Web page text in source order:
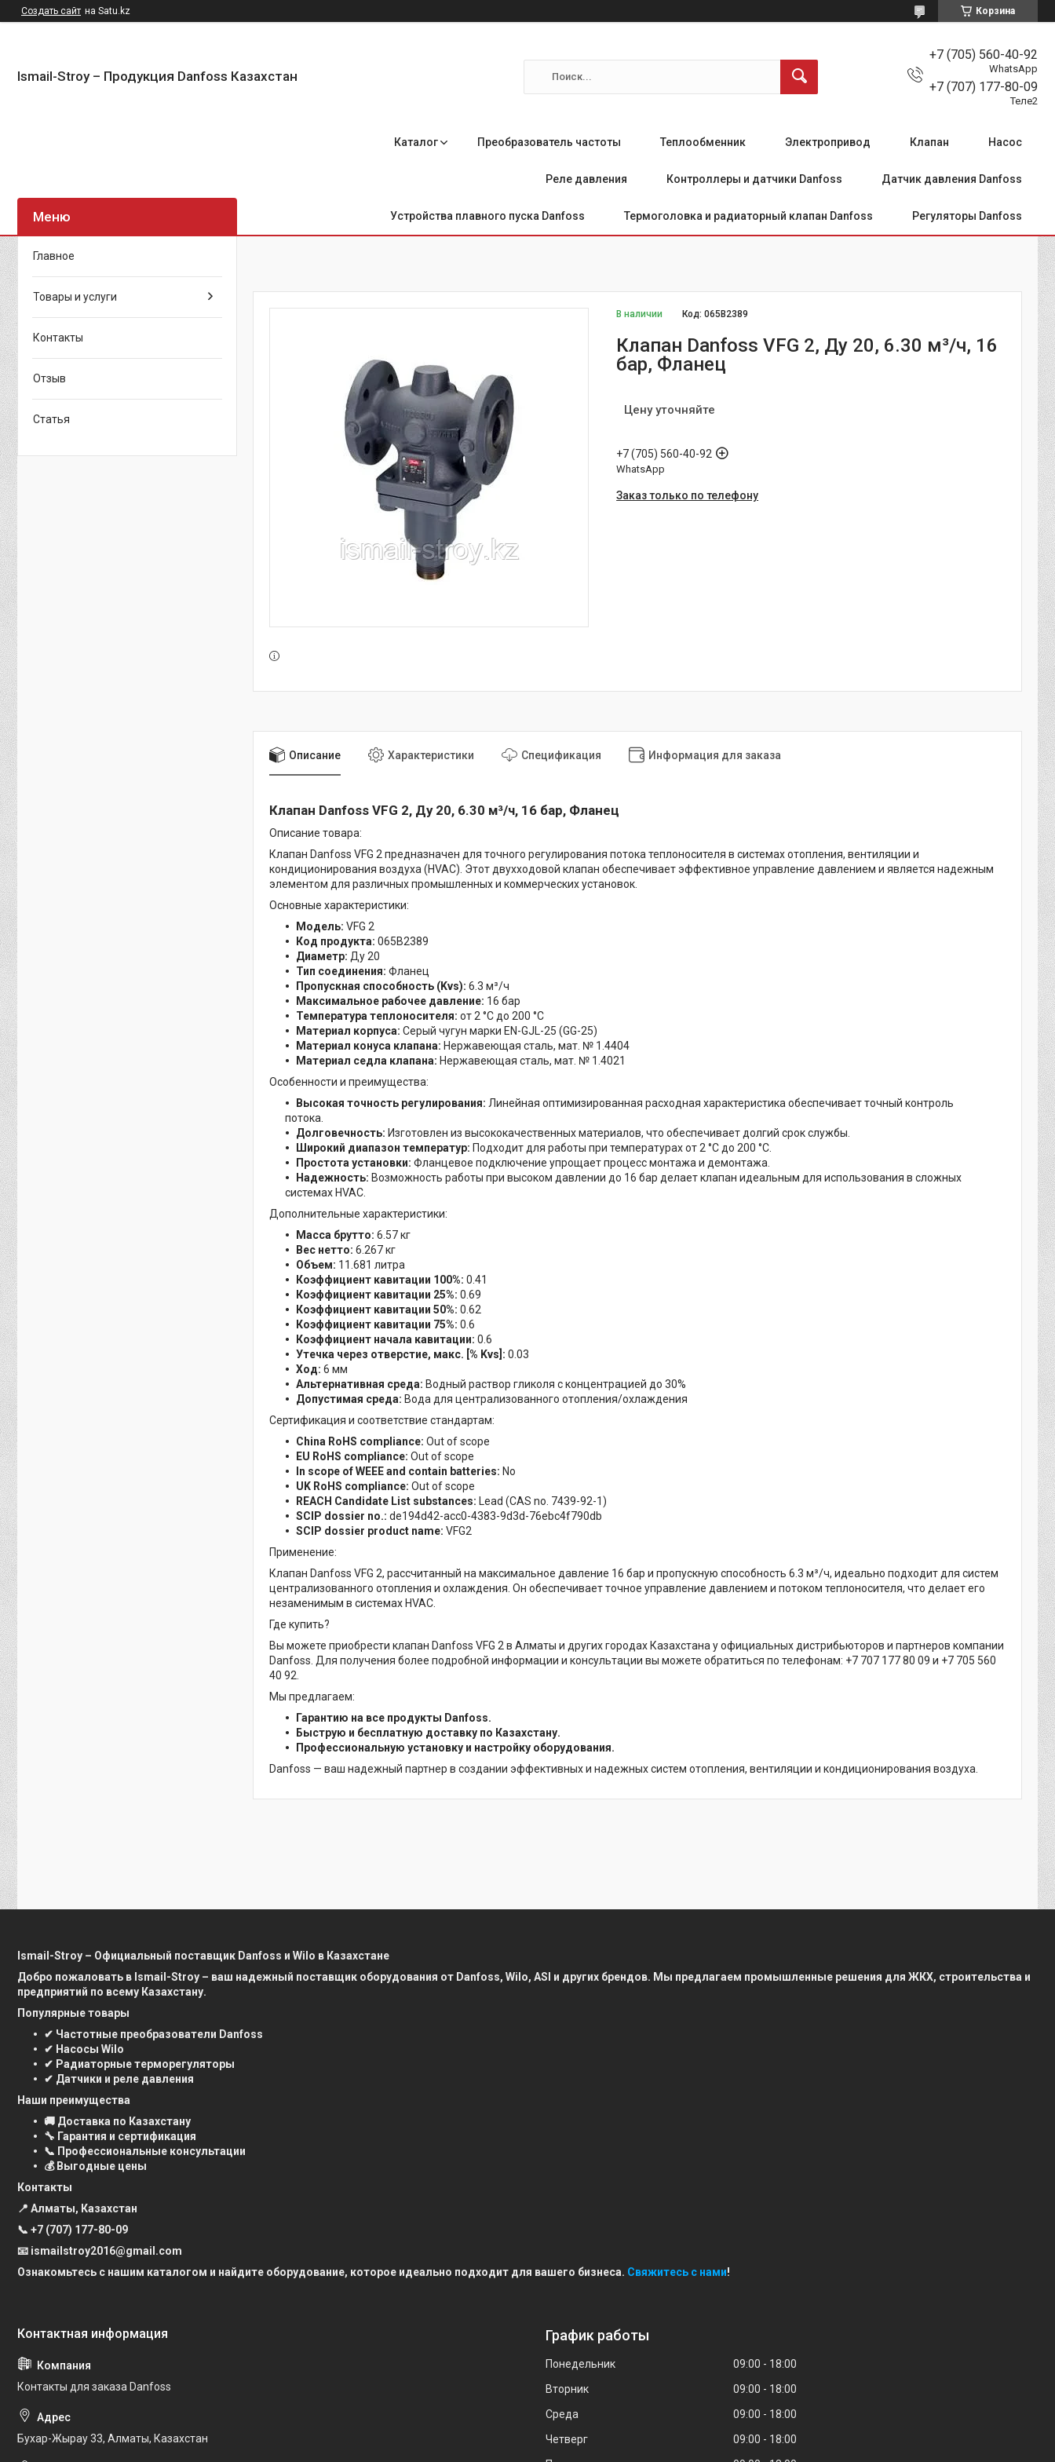
Создать сайт на Satu.kz Корзина
Ismail-Stroy – Продукция Danfoss Казахстан
+7 (705) 560-40-92
WhatsApp
+7 (707) 177-80-09
Теле2
Каталог Преобразователь частоты Теплообменник Электропривод Клапан Насос
Реле давления Контроллеры и датчики Danfoss Датчик давления Danfoss
Устройства плавного пуска Danfoss Термоголовка и радиаторный клапан Danfoss Регуляторы Danfoss
В наличии Код:065B2389
Клапан Danfoss VFG 2, Ду 20, 6.30 м³/ч, 16
бар, Фланец
Цену уточняйте
+7 (705) 560-40-92
WhatsApp
Заказ только по телефону
Описание Характеристики Спецификация Информация для заказа
Клапан Danfoss VFG 2, Ду 20, 6.30 м³/ч, 16 бар, Фланец
Описание товара:
Клапан Danfoss VFG 2 предназначен для точного регулирования потока теплоносителя в системах отопления, вентиляции и
кондиционирования воздуха (HVAC). Этот двухходовой клапан обеспечивает эффективное управление давлением и является надежным
элементом для различных промышленных и коммерческих установок.
Основные характеристики:
Модель: VFG 2
Код продукта: 065B2389
Диаметр: Ду 20
Тип соединения: Фланец
Пропускная способность (Kvs): 6.3 м³/ч
Максимальное рабочее давление: 16 бар
Температура теплоносителя: от 2 °C до 200 °C
Материал корпуса: Серый чугун марки EN-GJL-25 (GG-25)
Материал конуса клапана: Нержавеющая сталь, мат. № 1.4404
Материал седла клапана: Нержавеющая сталь, мат. № 1.4021
Особенности и преимущества:
Высокая точность регулирования: Линейная оптимизированная расходная характеристика обеспечивает точный контроль
потока.
Долговечность: Изготовлен из высококачественных материалов, что обеспечивает долгий срок службы.
Широкий диапазон температур: Подходит для работы при температурах от 2 °C до 200 °C.
Простота установки: Фланцевое подключение упрощает процесс монтажа и демонтажа.
Надежность: Возможность работы при высоком давлении до 16 бар делает клапан идеальным для использования в сложных
системах HVAC.
Дополнительные характеристики:
Масса брутто: 6.57 кг
Вес нетто: 6.267 кг
Объем: 11.681 литра
Коэффициент кавитации 100%: 0.41
Коэффициент кавитации 25%: 0.69
Коэффициент кавитации 50%: 0.62
Коэффициент кавитации 75%: 0.6
Коэффициент начала кавитации: 0.6
Утечка через отверстие, макс. [% Kvs]: 0.03
Ход: 6 мм
Альтернативная среда: Водный раствор гликоля с концентрацией до 30%
Допустимая среда: Вода для централизованного отопления/охлаждения
Сертификация и соответствие стандартам:
China RoHS compliance: Out of scope
EU RoHS compliance: Out of scope
In scope of WEEE and contain batteries: No
UK RoHS compliance: Out of scope
REACH Candidate List substances: Lead (CAS no. 7439-92-1)
SCIP dossier no.: de194d42-acc0-4383-9d3d-76ebc4f790db
SCIP dossier product name: VFG2
Применение:
Клапан Danfoss VFG 2, рассчитанный на максимальное давление 16 бар и пропускную способность 6.3 м³/ч, идеально подходит для систем
централизованного отопления и охлаждения. Он обеспечивает точное управление давлением и потоком теплоносителя, что делает его
незаменимым в системах HVAC.
Где купить?
Вы можете приобрести клапан Danfoss VFG 2 в Алматы и других городах Казахстана у официальных дистрибьюторов и партнеров компании
Danfoss. Для получения более подробной информации и консультации вы можете обратиться по телефонам: +7 707 177 80 09 и +7 705 560
40 92.
Мы предлагаем:
Гарантию на все продукты Danfoss.
Быструю и бесплатную доставку по Казахстану.
Профессиональную установку и настройку оборудования.
Danfoss — ваш надежный партнер в создании эффективных и надежных систем отопления, вентиляции и кондиционирования воздуха.
Главное
Товары и услуги
Контакты
Отзыв
Статья
Ismail-Stroy – Официальный поставщик Danfoss и Wilo в Казахстане
Добро пожаловать в Ismail-Stroy – ваш надежный поставщик оборудования от Danfoss, Wilo, ASI и других брендов. Мы предлагаем промышленные решения для ЖКХ, строительства и
предприятий по всему Казахстану.
Популярные товары
✔ Частотные преобразователи Danfoss
✔ Насосы Wilo
✔ Радиаторные терморегуляторы
✔ Датчики и реле давления
Наши преимущества
🚚 Доставка по Казахстану
🔧 Гарантия и сертификация
📞 Профессиональные консультации
💰 Выгодные цены
Контакты
📍 Алматы, Казахстан
📞 +7 (707) 177-80-09
📧 ismailstroy2016@gmail.com
Ознакомьтесь с нашим каталогом и найдите оборудование, которое идеально подходит для вашего бизнеса. Свяжитесь с нами!
Контакты для заказа Danfoss
Бухар-Жырау 33, Алматы, Казахстан
График работы
Понедельник 09:00
18:00
Вторник
09:00
18:00
Среда
09:00
18:00
Четверг
09:00
18:00